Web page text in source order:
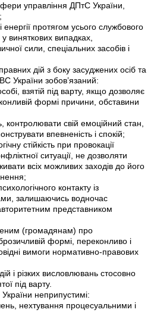
управління ДПтС України,
енергії протягом усього службового
виняткових випадках,
сили, спеціальних засобів і
дій з боку засуджених осіб та
України зобов’язаний:
взятій під варту, якщо дозволяє
формі причини, обставини
контролювати свій емоційний стан,
впевненість і спокій;
стійкість при провокації
ситуації, не дозволяти
всіх можливих заходів до його
контакту із
залишаючись водночас
представником
(громадянам) про
формі, переконливо і
вимоги нормативно-правових
і різких висловлювань стосовно
під варту.
неприпустимі:
нехтування процесуальними і